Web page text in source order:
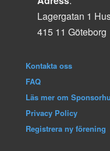
Lagergatan 1
415 11 Göteborg
Kontakta oss
FAQ
Läs mer om
Privacy Policy
Registrera ny förening